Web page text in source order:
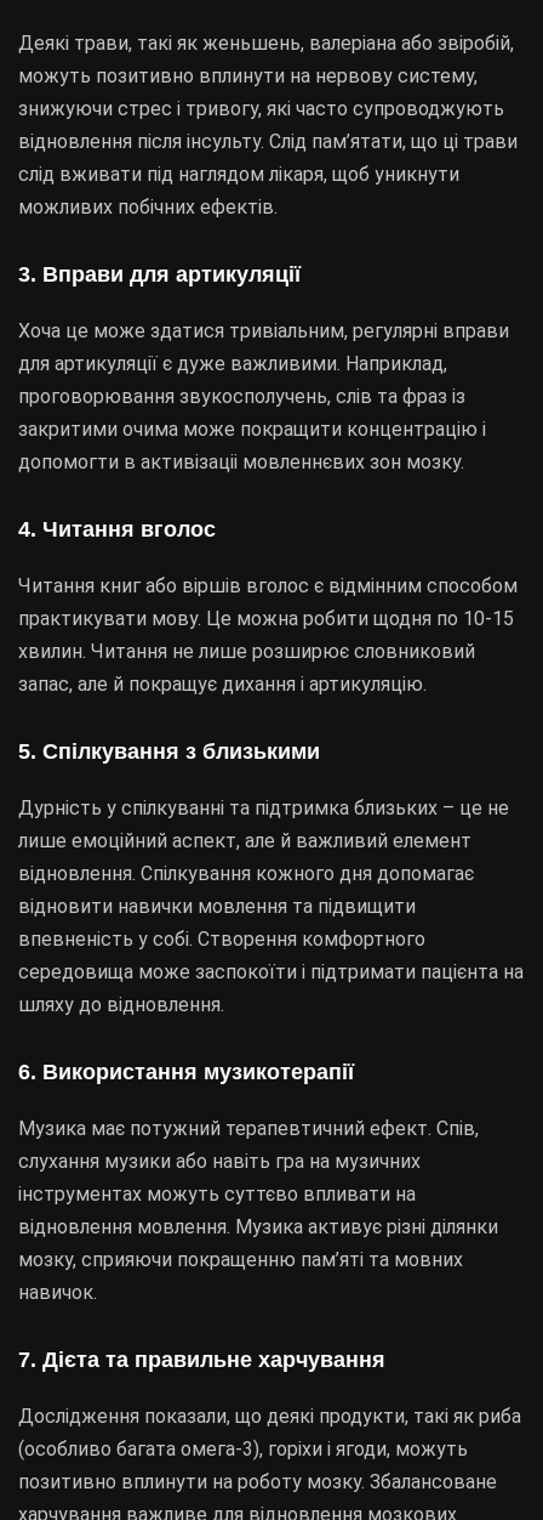
Деякі трави, такі як женьшень, валеріана або звіробій,
можуть позитивно вплинути на нервову систему,
знижуючи стрес і тривогу, які часто супроводжують
відновлення після інсульту. Слід пам’ятати, що ці трави
слід вживати під наглядом лікаря, щоб уникнути
можливих побічних ефектів.
3. Вправи для артикуляції
Хоча це може здатися тривіальним, регулярні вправи
для артикуляції є дуже важливими. Наприклад,
проговорювання звукосполучень, слів та фраз із
закритими очима може покращити концентрацію і
допомогти в активізаціі мовленнєвих зон мозку.
4. Читання вголос
Читання книг або віршів вголос є відмінним способом
практикувати мову. Це можна робити щодня по 10-15
хвилин. Читання не лише розширює словниковий
запас, але й покращує дихання і артикуляцію.
5. Спілкування з близькими
Дурність у спілкуванні та підтримка близьких – це не
лише емоційний аспект, але й важливий елемент
відновлення. Спілкування кожного дня допомагає
відновити навички мовлення та підвищити
впевненість у собі. Створення комфортного
середовища може заспокоїти і підтримати пацієнта на
шляху до відновлення.
6. Використання музикотерапії
Музика має потужний терапевтичний ефект. Спів,
слухання музики або навіть гра на музичних
інструментах можуть суттєво впливати на
відновлення мовлення. Музика активує різні ділянки
мозку, сприяючи покращенню пам’яті та мовних
навичок.
7. Дієта та правильне харчування
Дослідження показали, що деякі продукти, такі як риба
(особливо багата омега-3), горіхи і ягоди, можуть
позитивно вплинути на роботу мозку. Збалансоване
харчування важливе для відновлення мозкових